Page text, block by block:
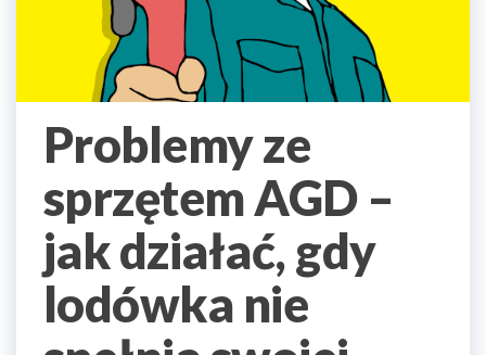
Problemy ze
sprzętem AGD –
jak działać, gdy
lodówka nie